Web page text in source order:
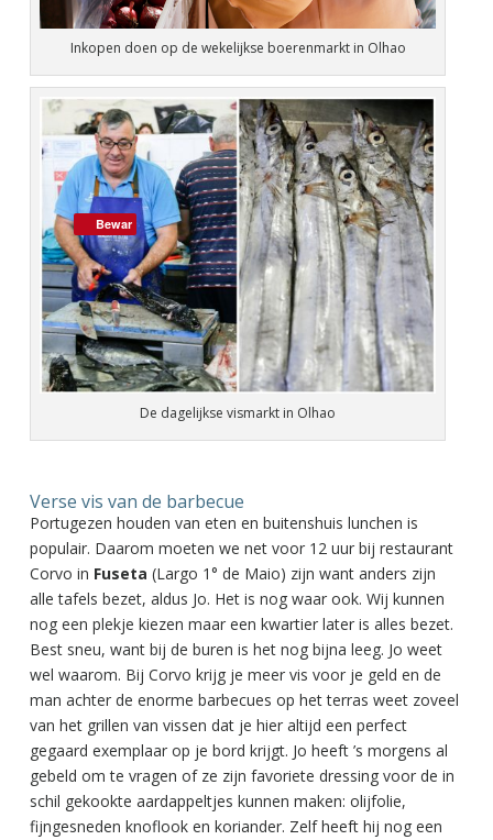
Inkopen doen op de wekelijkse boerenmarkt in Olhao
De dagelijkse vismarkt in Olhao
Verse vis van de barbecue
Portugezen houden van eten en buitenshuis lunchen is
populair. Daarom moeten we net voor 12 uur bij restaurant
Corvo in Fuseta (Largo 1° de Maio) zijn want anders zijn
alle tafels bezet, aldus Jo. Het is nog waar ook. Wij kunnen
nog een plekje kiezen maar een kwartier later is alles bezet.
Best sneu, want bij de buren is het nog bijna leeg. Jo weet
wel waarom. Bij Corvo krijg je meer vis voor je geld en de
man achter de enorme barbecues op het terras weet zoveel
van het grillen van vissen dat je hier altijd een perfect
gegaard exemplaar op je bord krijgt. Jo heeft ’s morgens al
gebeld om te vragen of ze zijn favoriete dressing voor de in
schil gekookte aardappeltjes kunnen maken: olijfolie,
fijngesneden knoflook en koriander. Zelf heeft hij nog een
Bewar